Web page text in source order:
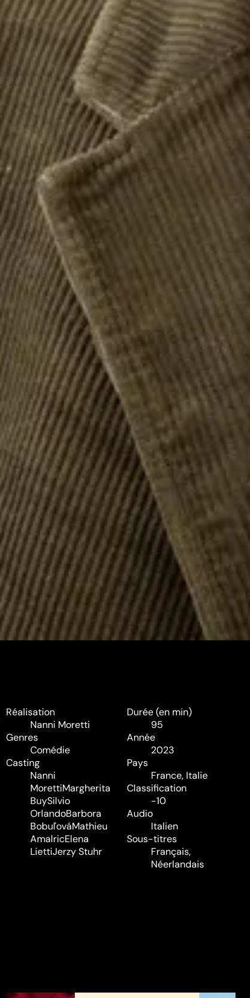
Réalisation
Nanni Moretti
Genres
Comédie
Casting
Nanni
MorettiMargherita
BuySilvio
OrlandoBarbora
BobuľováMathieu
AmalricElena
LiettiJerzy Stuhr
Durée (en min)
95
Année
2023
Pays
France, Italie
Classification
-10
Audio
Italien
Sous-titres
Français,
Néerlandais